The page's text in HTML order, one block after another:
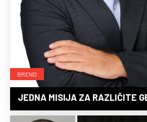
BREND
JEDNA MISIJA ZA RAZLIČITE